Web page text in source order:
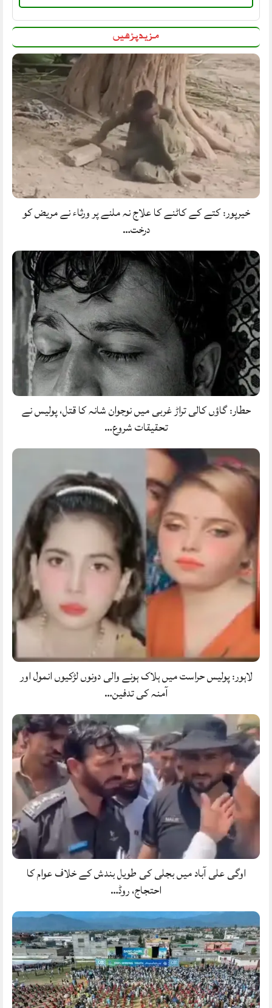
مزید پڑھیں
خیرپور: کتے کے کاٹنے کا علاج نہ ملنے پر ورثاء نے مریض کو
درخت…
حطار: گاؤں کالی تراڑ غربی میں نوجوان شانہ کا قتل، پولیس نے
تحقیقات شروع…
لاہور: پولیس حراست میں ہلاک ہونے والی دونوں لڑکیوں انمول اور
آمنہ کی تدفین…
اوگی علی آباد میں بجلی کی طویل بندش کے خلاف عوام کا
احتجاج، روڈ…